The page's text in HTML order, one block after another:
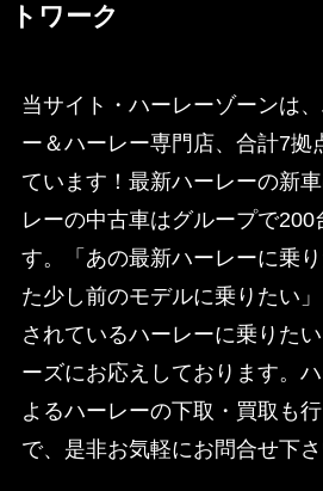
トワーク
当サイト・ハーレーゾーンは
ー＆ハーレー専門店、合計7拠
ています！最新ハーレーの新
レーの中古車はグループで200
す。「あの最新ハーレーに乗
た少し前のモデルに乗りたい
されているハーレーに乗りた
ーズにお応えしております。
よるハーレーの下取・買取も
で、是非お気軽にお問合せ下さ